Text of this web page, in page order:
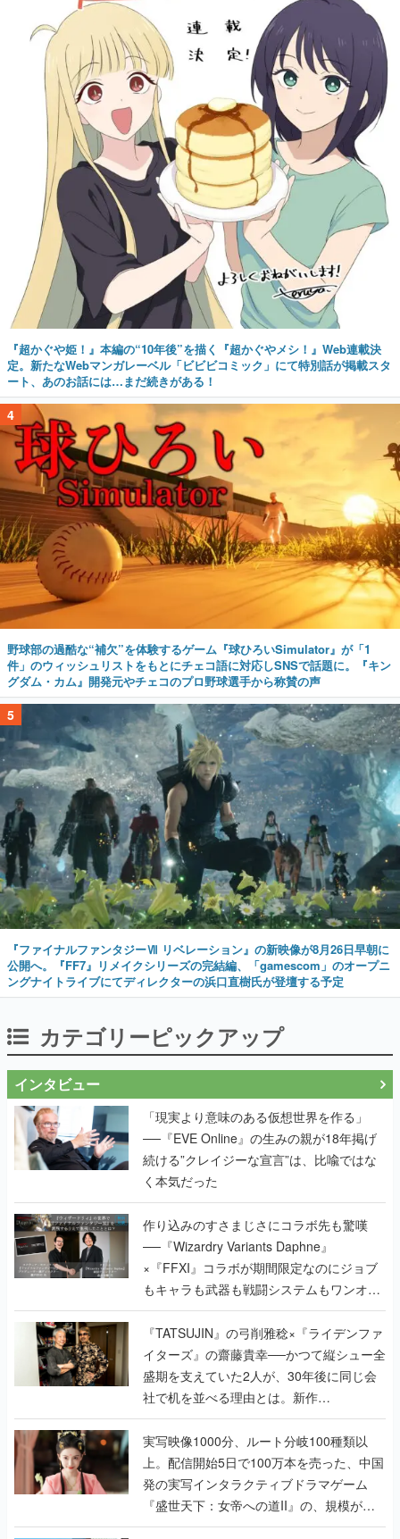
『超かぐや姫！』本編の“10年後”を描く『超かぐやメシ！』Web連載決
定。新たなWebマンガレーベル「ビビビコミック」にて特別話が掲載スタ
ート、あのお話には…まだ続きがある！
4
野球部の過酷な“補欠”を体験するゲーム『球ひろいSimulator』が「1
件」のウィッシュリストをもとにチェコ語に対応しSNSで話題に。『キン
グダム・カム』開発元やチェコのプロ野球選手から称賛の声
5
『ファイナルファンタジーⅦ リベレーション』の新映像が8月26日早朝に
公開へ。『FF7』リメイクシリーズの完結編、「gamescom」のオープニ
ングナイトライブにてディレクターの浜口直樹氏が登壇する予定
カテゴリーピックアップ
インタビュー
「現実より意味のある仮想世界を作る」
──『EVE Online』の生みの親が18年掲げ
続ける”クレイジーな宣言”は、比喩ではな
く本気だった
作り込みのすさまじさにコラボ先も驚嘆
──『Wizardry Variants Daphne』
×『FFXI』コラボが期間限定なのにジョブ
もキャラも武器も戦闘システムもワンオフ
で作り込まれた理由を両ディレクターに聞
く
『TATSUJIN』の弓削雅稔×『ライデンファ
イターズ』の齋藤貴幸──かつて縦シュー全
盛期を支えていた2人が、30年後に同じ会
社で机を並べる理由とは。新作
『TATSUJIN EXTREME』で初タッグを組
んだレジェンド2人に訊く開発秘話
実写映像1000分、ルート分岐100種類以
上。配信開始5日で100万本を売った、中国
発の実写インタラクティブドラマゲーム
『盛世天下：女帝への道II』の、規模が違
うこだわりをプロデューサーに聞いた